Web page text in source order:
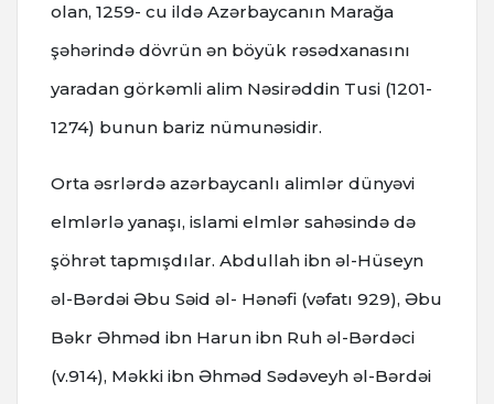
olan, 1259- cu ildə Azərbaycanın Marağa
şəhərində dövrün ən böyük rəsədxanasını
yaradan görkəmli alim Nəsirəddin Tusi (1201-
1274) bunun bariz nümunəsidir.
Orta əsrlərdə azərbaycanlı alimlər dünyəvi
elmlərlə yanaşı, islami elmlər sahəsində də
şöhrət tapmışdılar. Аbdullаh ibn əl-Hüsеyn
əl-Bərdəi Əbu Səid əl- Hənəfi (vəfatı 929), Əbu
Bəkr Əhməd ibn Hаrun ibn Ruh əl-Bərdəci
(v.914), Məkki ibn Əhməd Sədəvеyh əl-Bərdəi